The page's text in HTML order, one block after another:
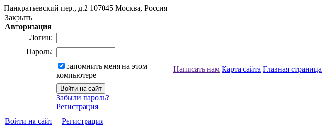
Панкратьевский пер., д.2 107045 Москва, Россия
Закрыть
Авторизация
Логин:
Пароль:
Запомнить меня на этом
компьютере
Забыли пароль?
Регистрация
Войти на сайт | Регистрация
Написать нам Карта сайта Главная страница